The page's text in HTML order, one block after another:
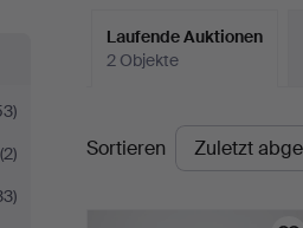
(2)
Laufende Auktionen
2 Objekte
Laufende
Auktionen
Sortieren